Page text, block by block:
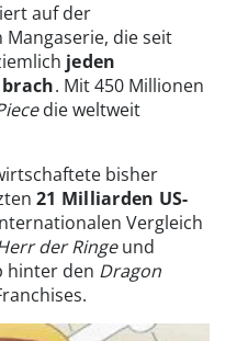
auf der
die seit
jeden
. Mit 450 Millionen
die weltweit
bisher
21 Milliarden US-
Vergleich
der Ringeund
hinter den Dragon